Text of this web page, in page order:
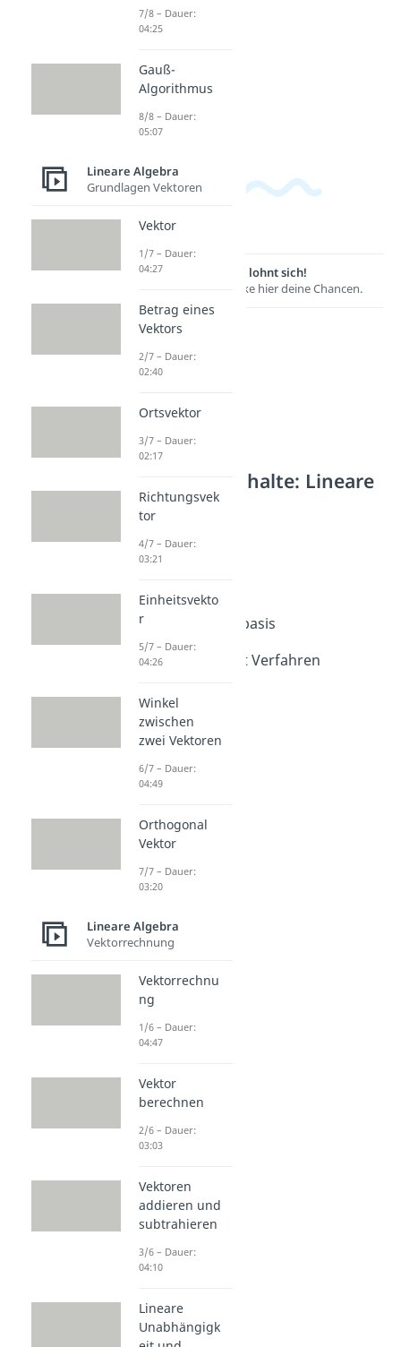
Lernen lohnt sich!
Entdecke hier deine Chancen.
Weitere Inhalte: Lineare
Algebra
Vektorraum
Dauer: 05:57
Orthonormalbasis
Dauer: 04:51
Gram Schmidt Verfahren
7/8 – Dauer:
04:25
Gauß-
Algorithmus
8/8 – Dauer:
05:07
Lineare Algebra
Grundlagen Vektoren
Vektor
1/7 – Dauer:
04:27
Betrag eines
Vektors
2/7 – Dauer:
02:40
Ortsvektor
3/7 – Dauer:
02:17
Richtungsvek
tor
4/7 – Dauer:
03:21
Einheitsvekto
r
5/7 – Dauer:
04:26
Winkel
zwischen
zwei Vektoren
6/7 – Dauer:
04:49
Orthogonal
Vektor
7/7 – Dauer:
03:20
Lineare Algebra
Vektorrechnung
Vektorrechnu
ng
1/6 – Dauer:
04:47
Vektor
berechnen
2/6 – Dauer:
03:03
Vektoren
addieren und
subtrahieren
3/6 – Dauer:
04:10
Lineare
Unabhängigk